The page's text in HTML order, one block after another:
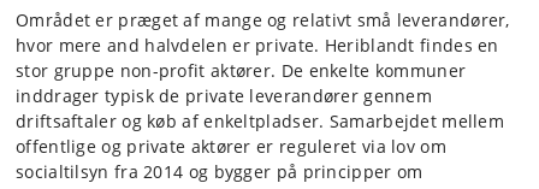
Området er præget af mange og relativt små leverandører,
hvor mere and halvdelen er private. Heriblandt findes en
stor gruppe non-profit aktører. De enkelte kommuner
inddrager typisk de private leverandører gennem
driftsaftaler og køb af enkeltpladser. Samarbejdet mellem
offentlige og private aktører er reguleret via lov om
socialtilsyn fra 2014 og bygger på principper om